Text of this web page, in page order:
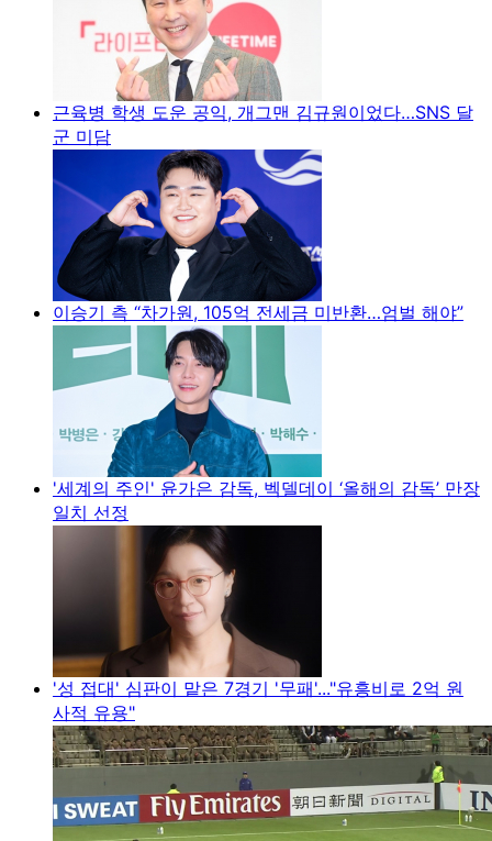
근육병 학생 도운 공익, 개그맨 김규원이었다…SNS 달
군 미담
이승기 측 “차가원, 105억 전세금 미반환…엄벌 해야”
'세계의 주인' 윤가은 감독, 벡델데이 ‘올해의 감독’ 만장
일치 선정
'성 접대' 심판이 맡은 7경기 '무패'..."유흥비로 2억 원
사적 유용"